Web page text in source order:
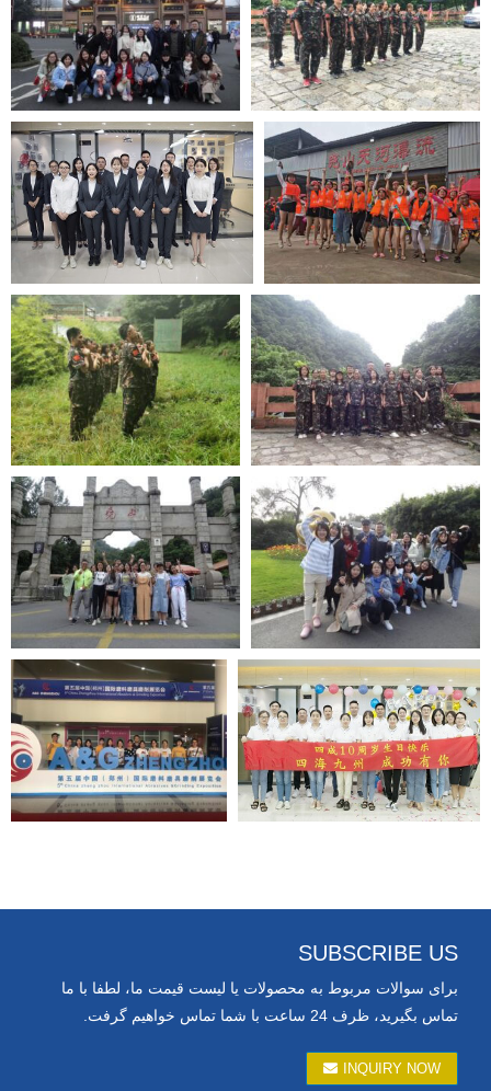
SUBSCRIBE US
برای سوالات مربوط به محصولات یا لیست قیمت ما، لطفا با ما
تماس بگیرید، ظرف 24 ساعت با شما تماس خواهیم گرفت.
INQUIRY NOW